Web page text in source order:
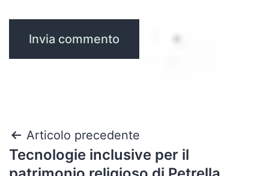
Navigazione
articoli
Articolo precedente
Tecnologie inclusive per il